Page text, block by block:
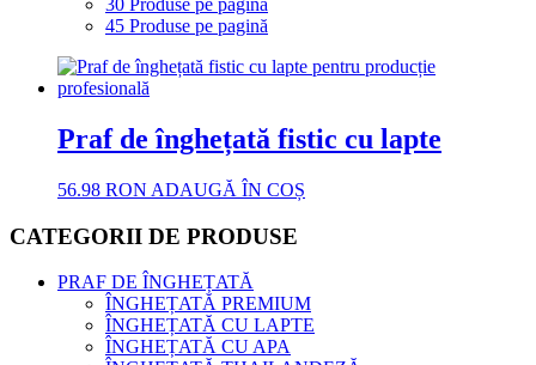
30 Produse pe pagină
45 Produse pe pagină
Praf de înghețată fistic cu lapte
56.98 RON ADAUGĂ ÎN COȘ
CATEGORII DE PRODUSE
PRAF DE ÎNGHEȚATĂ
ÎNGHEȚATĂ PREMIUM
ÎNGHEȚATĂ CU LAPTE
ÎNGHEȚATĂ CU APA